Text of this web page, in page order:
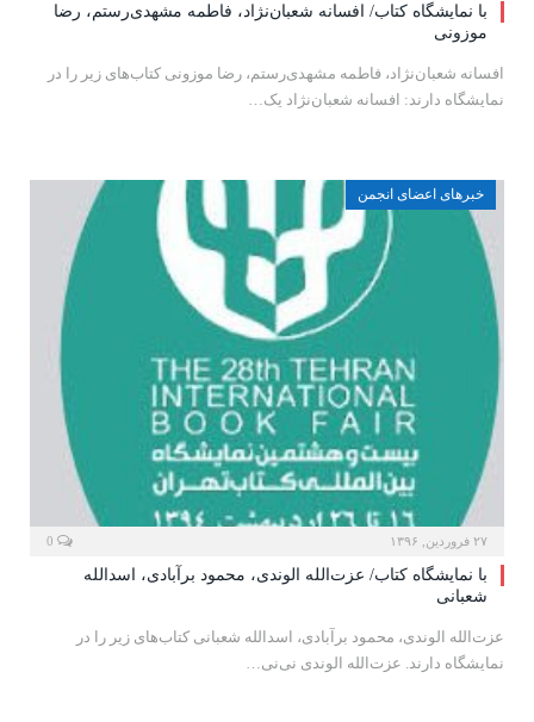
با نمایشگاه کتاب/ افسانه شعبان‌نژاد، فاطمه مشهدی‌رستم، رضا
موزونی
افسانه شعبان‌نژاد، فاطمه مشهدی‌رستم، رضا موزونی کتاب‌های زیر را در
نمایشگاه دارند: افسانه شعبان‌نژاد یک…
خبرهای اعضای انجمن
۲۷ فروردین, ۱۳۹۶
با نمایشگاه کتاب/ عزت‌الله الوندی، محمود برآبادی، اسدالله
شعبانی
عزت‌الله الوندی، محمود برآبادی، اسدالله شعبانی کتاب‌های زیر را در
نمایشگاه دارند. عزت‌الله الوندی نی‌نی…